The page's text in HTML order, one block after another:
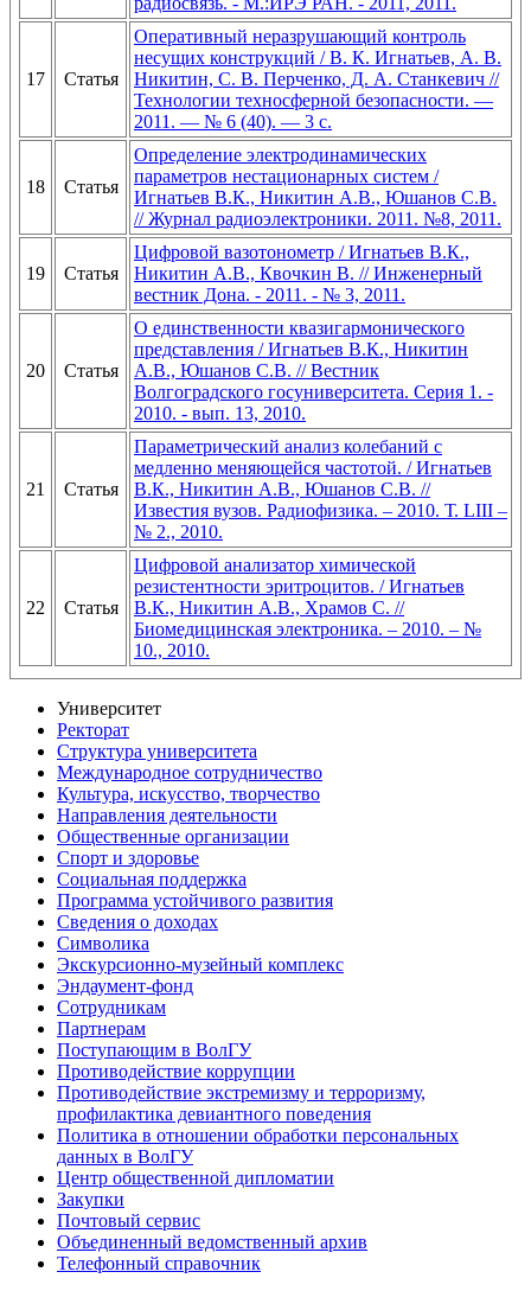
17 Статья
Оперативный неразрушающий контроль
несущих конструкций / В. К. Игнатьев, А. В.
Никитин, С. В. Перченко, Д. А. Станкевич //
Технологии техносферной безопасности. —
2011. — № 6 (40). — 3 с.
18 Статья
Определение электродинамических
параметров нестационарных систем /
Игнатьев В.К., Никитин А.В., Юшанов С.В.
// Журнал радиоэлектроники. 2011. №8, 2011.
19 Статья
Цифровой вазотонометр / Игнатьев В.К.,
Никитин А.В., Квочкин В. // Инженерный
вестник Дона. - 2011. - № 3, 2011.
20 Статья
О единственности квазигармонического
представления / Игнатьев В.К., Никитин
А.В., Юшанов С.В. // Вестник
Волгоградского госуниверситета. Серия 1. -
2010. - вып. 13, 2010.
21 Статья
Параметрический анализ колебаний с
медленно меняющейся частотой. / Игнатьев
В.К., Никитин А.В., Юшанов С.В. //
Известия вузов. Радиофизика. – 2010. Т. LIII –
№ 2., 2010.
22 Статья
Цифровой анализатор химической
резистентности эритроцитов. / Игнатьев
В.К., Никитин А.В., Храмов С. //
Биомедицинская электроника. – 2010. – №
10., 2010.
Университет
Ректорат
Структура университета
Международное сотрудничество
Культура, искусство, творчество
Направления деятельности
Общественные организации
Спорт и здоровье
Социальная поддержка
Программа устойчивого развития
Сведения о доходах
Символика
Экскурсионно-музейный комплекс
Эндаумент-фонд
Сотрудникам
Партнерам
Поступающим в ВолГУ
Противодействие коррупции
Противодействие экстремизму и терроризму,
профилактика девиантного поведения
Политика в отношении обработки персональных
данных в ВолГУ
Центр общественной дипломатии
Закупки
Почтовый сервис
Объединенный ведомственный архив
Телефонный справочник